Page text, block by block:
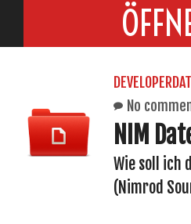
No
NIM
Wie soll ich
(Nimrod